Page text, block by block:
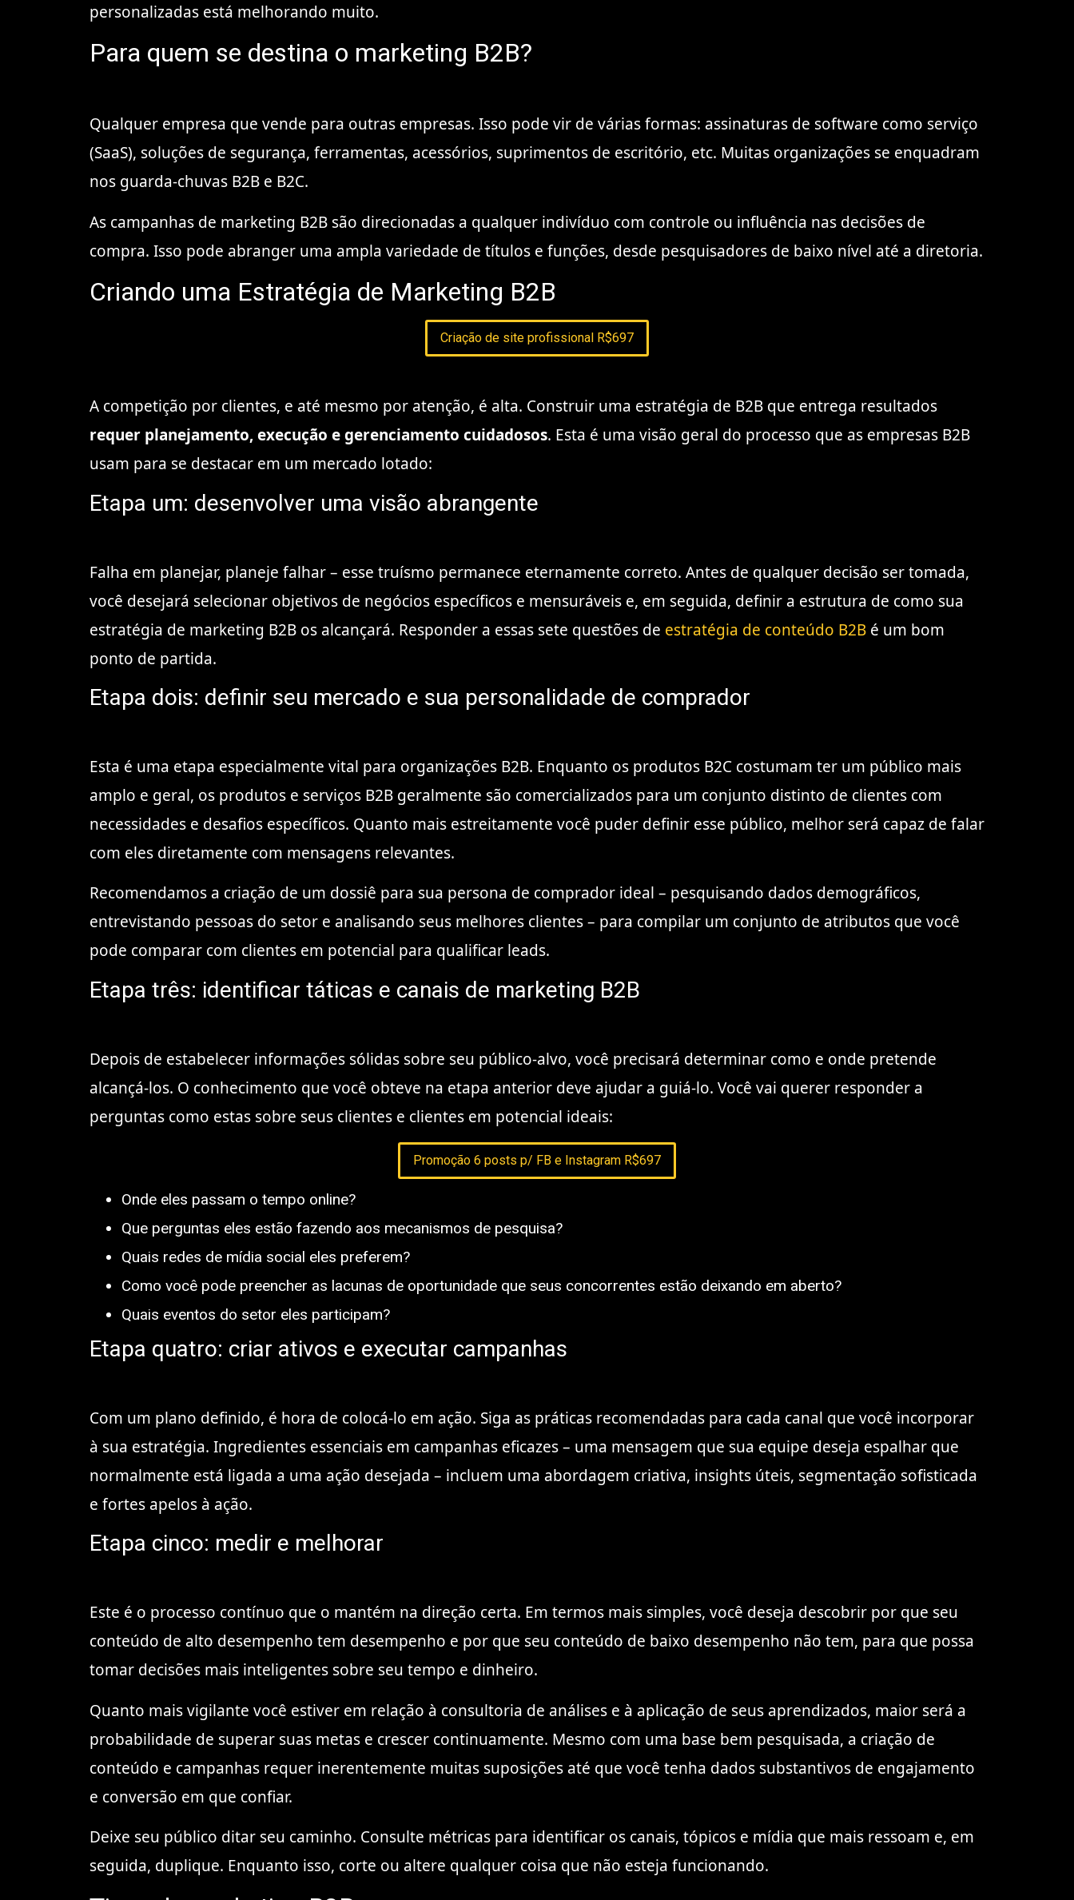
personalizadas está melhorando muito.
Para quem se destina o marketing B2B?
Qualquer empresa que vende para outras empresas. Isso pode vir de várias formas: assinaturas de software como serviço
(SaaS), soluções de segurança, ferramentas, acessórios, suprimentos de escritório, etc. Muitas organizações se enquadram
nos guarda-chuvas B2B e B2C.
As campanhas de marketing B2B são direcionadas a qualquer indivíduo com controle ou influência nas decisões de
compra. Isso pode abranger uma ampla variedade de títulos e funções, desde pesquisadores de baixo nível até a diretoria.
Criando uma Estratégia de Marketing B2B
Criação de site profissional R$697
A competição por clientes, e até mesmo por atenção, é alta. Construir uma estratégia de B2B que entrega resultados
requer planejamento, execução e gerenciamento cuidadosos. Esta é uma visão geral do processo que as empresas B2B
usam para se destacar em um mercado lotado:
Etapa um: desenvolver uma visão abrangente
Falha em planejar, planeje falhar – esse truísmo permanece eternamente correto. Antes de qualquer decisão ser tomada,
você desejará selecionar objetivos de negócios específicos e mensuráveis ​​e, em seguida, definir a estrutura de como sua
estratégia de marketing B2B os alcançará. Responder a essas sete questões de estratégia de conteúdo B2B é um bom
ponto de partida.
Etapa dois: definir seu mercado e sua personalidade de comprador
Esta é uma etapa especialmente vital para organizações B2B. Enquanto os produtos B2C costumam ter um público mais
amplo e geral, os produtos e serviços B2B geralmente são comercializados para um conjunto distinto de clientes com
necessidades e desafios específicos. Quanto mais estreitamente você puder definir esse público, melhor será capaz de falar
com eles diretamente com mensagens relevantes.
Recomendamos a criação de um dossiê para sua persona de comprador ideal – pesquisando dados demográficos,
entrevistando pessoas do setor e analisando seus melhores clientes – para compilar um conjunto de atributos que você
pode comparar com clientes em potencial para qualificar leads.
Etapa três: identificar táticas e canais de marketing B2B
Depois de estabelecer informações sólidas sobre seu público-alvo, você precisará determinar como e onde pretende
alcançá-los. O conhecimento que você obteve na etapa anterior deve ajudar a guiá-lo. Você vai querer responder a
perguntas como estas sobre seus clientes e clientes em potencial ideais:
Promoção 6 posts p/ FB e Instagram R$697
Onde eles passam o tempo online?
Que perguntas eles estão fazendo aos mecanismos de pesquisa?
Quais redes de mídia social eles preferem?
Como você pode preencher as lacunas de oportunidade que seus concorrentes estão deixando em aberto?
Quais eventos do setor eles participam?
Etapa quatro: criar ativos e executar campanhas
Com um plano definido, é hora de colocá-lo em ação. Siga as práticas recomendadas para cada canal que você incorporar
à sua estratégia. Ingredientes essenciais em campanhas eficazes – uma mensagem que sua equipe deseja espalhar que
normalmente está ligada a uma ação desejada – incluem uma abordagem criativa, insights úteis, segmentação sofisticada
e fortes apelos à ação.
Etapa cinco: medir e melhorar
Este é o processo contínuo que o mantém na direção certa. Em termos mais simples, você deseja descobrir por que seu
conteúdo de alto desempenho tem desempenho e por que seu conteúdo de baixo desempenho não tem, para que possa
tomar decisões mais inteligentes sobre seu tempo e dinheiro.
Quanto mais vigilante você estiver em relação à consultoria de análises e à aplicação de seus aprendizados, maior será a
probabilidade de superar suas metas e crescer continuamente. Mesmo com uma base bem pesquisada, a criação de
conteúdo e campanhas requer inerentemente muitas suposições até que você tenha dados substantivos de engajamento
e conversão em que confiar.
Deixe seu público ditar seu caminho. Consulte métricas para identificar os canais, tópicos e mídia que mais ressoam e, em
seguida, duplique. Enquanto isso, corte ou altere qualquer coisa que não esteja funcionando.